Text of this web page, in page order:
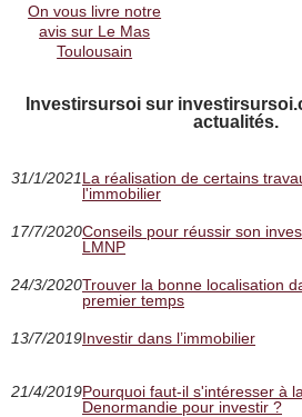
On vous livre notre
avis sur Le Mas
Toulousain
Investirsursoi sur
actualités.
31/1/2021La réalisation de certains
l'immobilier
17/7/2020Conseils pour réussir son
LMNP
24/3/2020Trouver la bonne localisation
premier temps
13/7/2019Investir dans l’immobilier
21/4/2019Pourquoi faut-il s'intéresser à
Denormandie pour investir ?